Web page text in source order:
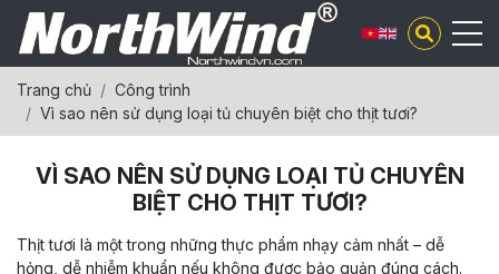
Trang chủ
Công trình
Vì sao nên sử dụng loại tủ chuyên biệt cho thịt tươi?
VÌ SAO NÊN SỬ DỤNG LOẠI TỦ CHUYÊN
BIỆT CHO THỊT TƯƠI?
Thịt tươi là một trong những thực phẩm nhạy cảm nhất – dễ
hỏng, dễ nhiễm khuẩn nếu không được bảo quản đúng cách.